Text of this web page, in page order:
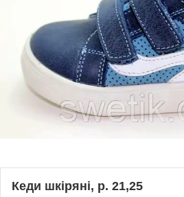
Кеди шкіряні, р. 21,25